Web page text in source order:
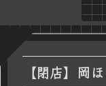
【閉店】岡